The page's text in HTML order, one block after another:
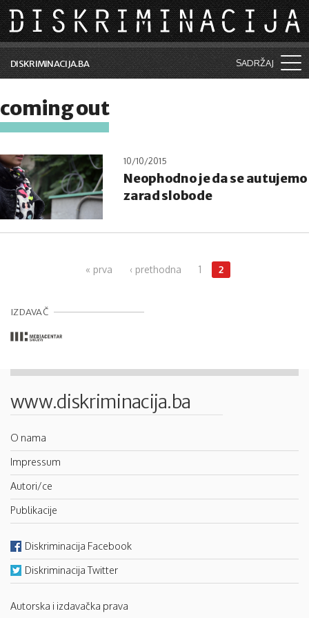
Skip to main content
DISKRIMINACIJA.BA SADRŽAJ
Vijesti i događaji
Kolumne
Lične priče
Saradnja sa medijima
coming out
10/10/2015
Neophodno je da se autujemo
zarad slobode
« prva ‹ prethodna 1 2
IZDAVAČ
www.diskriminacija.ba
O nama
Impressum
Autori/ce
Publikacije
Diskriminacija Facebook
Diskriminacija Twitter
Autorska i izdavačka prava